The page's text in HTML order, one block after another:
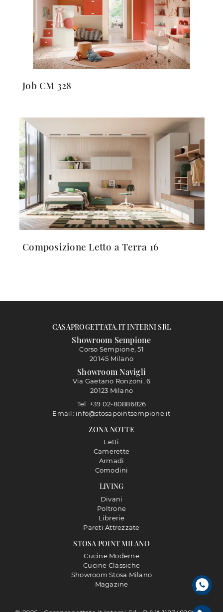
Job CM 328
Composizione Letto a Terra 16
STOSA POINT MILANO
Cucine Moderne
Cucine Classiche
Showroom Stosa Milano
Magazine
LIVING
Divani
Poltrone
Librerie
Pareti Attrezzate
ZONA NOTTE
Letti
Camerette
Armadi
Comodini
CASAPROGETTATA.IT INTERNI SRL
Showroom Sempione
Corso Sempione, 51
20145 Milano
Showroom Navigli
Via Gaetano Ronzoni, 6
20123 Milano
Tel: +39 02-80886826
Email: info@stosapointsempione.it